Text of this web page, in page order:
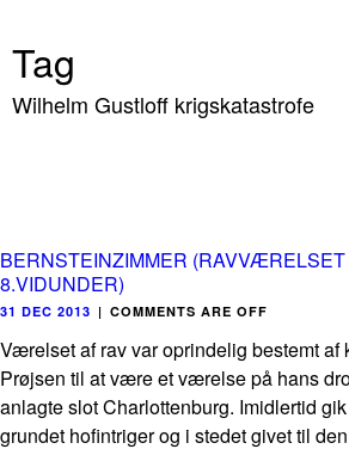
Tag
Wilhelm Gustloff krigskatastrofe
BERNSTEINZIMMER
8.VIDUNDER)
31 DEC 2013 | COMMENTS ARE OFF
Værelset af rav var oprindelig bestemt af
Prøjsen til at være et værelse på hans
anlagte slot Charlottenburg. Imidlertid
grundet hofintriger og i stedet givet til